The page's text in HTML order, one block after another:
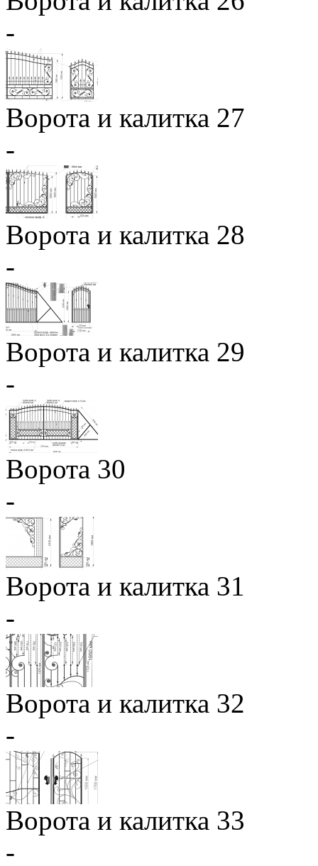
-
Ворота и калитка 27
-
Ворота и калитка 28
-
Ворота и калитка 29
-
Ворота 30
-
Ворота и калитка 31
-
Ворота и калитка 32
-
Ворота и калитка 33
-